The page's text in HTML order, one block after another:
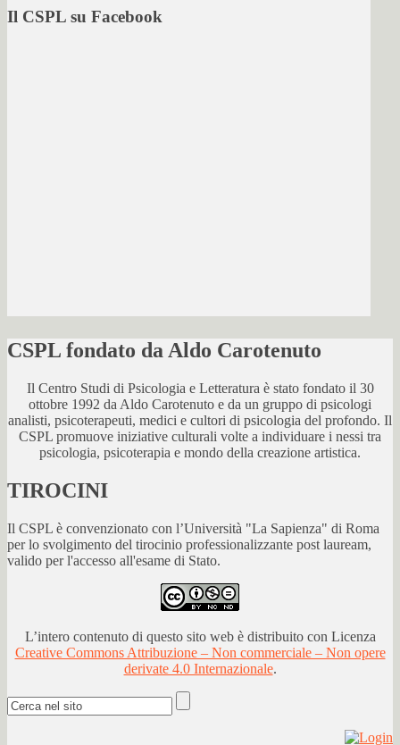
Il CSPL su Facebook
CSPL fondato da Aldo Carotenuto
Il Centro Studi di Psicologia e Letteratura è stato fondato il 30
ottobre 1992 da Aldo Carotenuto e da un gruppo di psicologi
analisti, psicoterapeuti, medici e cultori di psicologia del profondo. Il
CSPL promuove iniziative culturali volte a individuare i nessi tra
psicologia, psicoterapia e mondo della creazione artistica.
TIROCINI
Il CSPL è convenzionato con l’Università "La Sapienza" di Roma
per lo svolgimento del tirocinio professionalizzante post lauream,
valido per l'accesso all'esame di Stato.
L’intero contenuto di questo sito web è distribuito con Licenza
Creative Commons Attribuzione – Non commerciale – Non opere
derivate 4.0 Internazionale.